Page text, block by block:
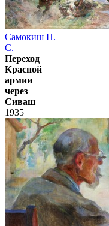
Самокиш Н.
С.
Переход
Красной
армии
через
Сиваш
1935